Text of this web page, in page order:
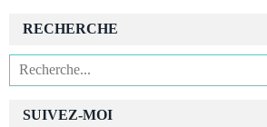
SUIVEZ-MOI
RECHERCHE